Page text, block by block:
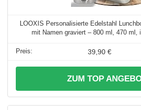
LOOXIS Personalisierte Edelstahl
mit Namen graviert – 800 ml, 470 ml,
39,90 €
ZUM TOP